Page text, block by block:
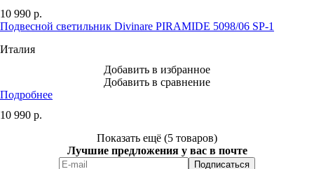
10 990 р.
Подвесной светильник Divinare PIRAMIDE 5098/06 SP-1
Италия
Добавить в избранное
Добавить в сравнение
Подробнее
10 990 р.
Показать ещё (5 товаров)
Лучшие предложения у вас в почте